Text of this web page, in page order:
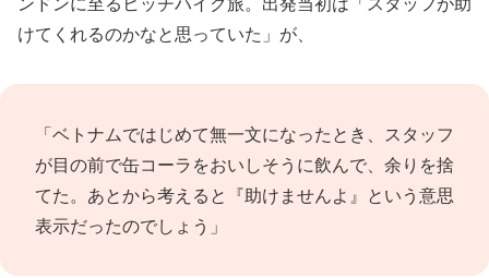
けてくれるのかなと思っていた」が、
「ベトナムではじめて無一文になったとき、スタッフ
が目の前で缶コーラをおいしそうに飲んで、余りを捨
てた。あとから考えると『助けませんよ』という意思
表示だったのでしょう」